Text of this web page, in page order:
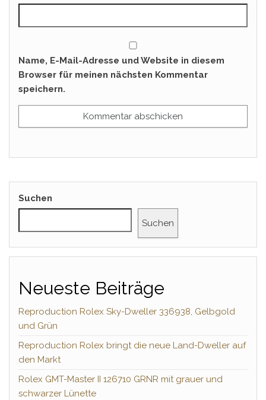
Name, E-Mail-Adresse und Website in diesem
Browser für meinen nächsten Kommentar
speichern.
Suchen
Suchen
Neueste Beiträge
Reproduction Rolex Sky-Dweller 336938, Gelbgold
und Grün
Reproduction Rolex bringt die neue Land-Dweller auf
den Markt
Rolex GMT-Master II 126710 GRNR mit grauer und
schwarzer Lünette